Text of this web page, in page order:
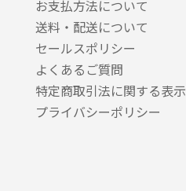
お支払方法について
送料・配送について
セールスポリシー
よくあるご質問
特定商取引法に関する表示
プライバシーポリシー